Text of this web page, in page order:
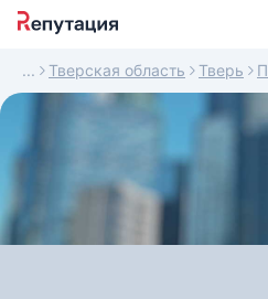
Тверская область Тверь